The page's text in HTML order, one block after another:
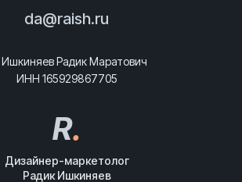
da@raish.ru
Радик Маратович
ИНН 165929867705
R.
Дизайнер-маркетолог
Радик Ишкиняев